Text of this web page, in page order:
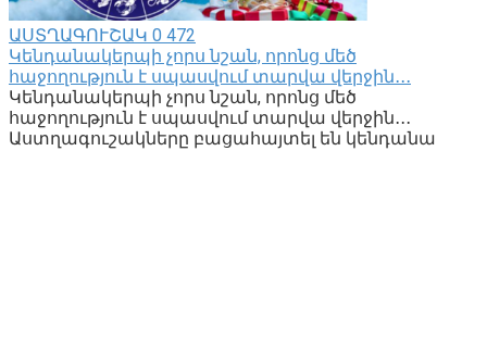
ԱՍՏՂԱԳՈՒՇԱԿ 0 472
Կենդանակերպի չորս նշան, որոնց մեծ
հաջողություն է սպասվում տարվա վերջին․․․
Կենդանակերպի չորս նշան, որոնց մեծ
հաջողություն է սպասվում տարվա վերջին․․․
Աստղագուշակները բացահայտել են կենդանա